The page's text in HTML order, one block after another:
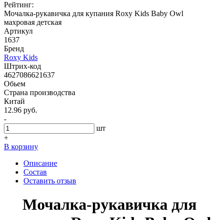
Рейтинг:
Мочалка-рукавичка для купания Roxy Kids Baby Owl
махровая детская
Артикул
1637
Бренд
Roxy Kids
Штрих-код
4627086621637
Обьем
Страна производства
Китай
12.96 руб.
-
шт
+
В корзину
Описание
Состав
Оставить отзыв
Мочалка-рукавичка для